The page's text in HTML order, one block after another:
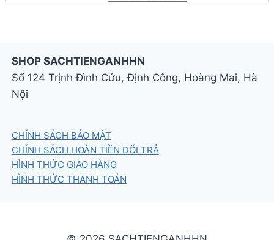
SHOP SACHTIENGANHHN
Số 124 Trịnh Đình Cửu, Định Công, Hoàng Mai, Hà
Nội
CHÍNH SÁCH BẢO MẬT
CHÍNH SÁCH HOÀN TIỀN ĐỔI TRẢ
HÌNH THỨC GIAO HÀNG
HÌNH THỨC THANH TOÁN